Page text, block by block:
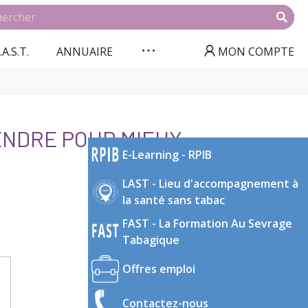
ANNUAIRE MON COMPTE
E-Learning - RPIB
LAST - Lieu d'accompagnement à
la santé sans tabac
FAST - La Formation Au Sevrage
Tabagique
Offres emploi
Contactez-nous
POUR MIEUX